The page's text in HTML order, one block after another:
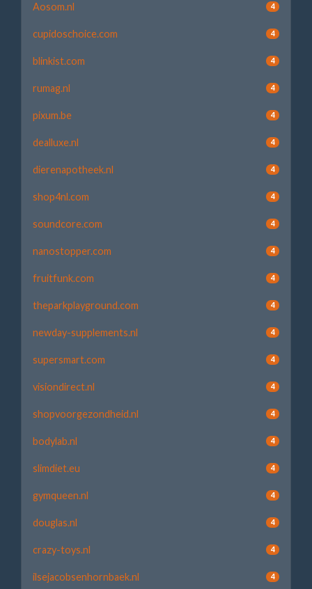
Aosom.nl 4
cupidoschoice.com 4
blinkist.com 4
rumag.nl 4
pixum.be 4
dealluxe.nl 4
dierenapotheek.nl 4
shop4nl.com 4
soundcore.com 4
nanostopper.com 4
fruitfunk.com 4
theparkplayground.com 4
newday-supplements.nl 4
supersmart.com 4
visiondirect.nl 4
shopvoorgezondheid.nl 4
bodylab.nl 4
slimdiet.eu 4
gymqueen.nl 4
douglas.nl 4
crazy-toys.nl 4
ilsejacobsenhornbaek.nl 4